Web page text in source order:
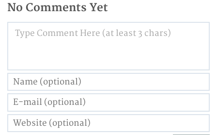
No Comments Yet
Type Comment Here (at least 3 chars)